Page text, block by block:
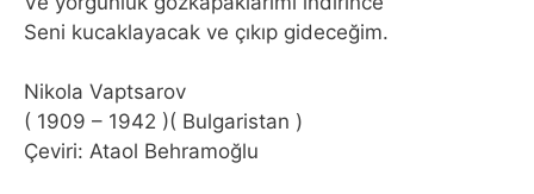
Seni kucaklayacak ve çıkıp gideceğim.
Nikola Vaptsarov
( 1909 – 1942 )( Bulgaristan )
Çeviri: Ataol Behramoğlu